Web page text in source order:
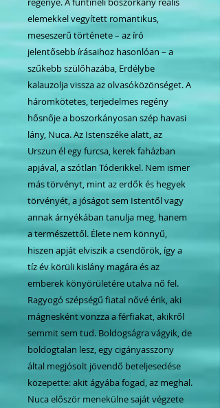
elemekkel vegyített romantikus,
meseszerű története – az író
jelentősebb írásaihoz hasonlóan – a
szűkebb szülőhazába, Erdélybe
kalauzolja vissza az olvasóközönséget. A
háromkötetes, terjedelmes regény
hősnője a boszorkányosan szép havasi
lány, Nuca. Az Istenszéke alatt, az
Urszun él egy furcsa, kerek faházban
apjával, a szótlan Tóderikkel. Nem ismer
más törvényt, mint az erdők és hegyek
törvényét, a jóságot sem Istentől vagy
annak árnyékában tanulja meg, hanem
a természettől. Élete nem könnyű,
hiszen apját elviszik a csendőrök, így a
tíz év körüli kislány magára és az
emberek könyörületére utalva nő fel.
Ragyogó szépségű fiatal nővé érik, aki
mágnesként vonzza a férfiakat, akikről
semmit sem tud. Boldogságra vágyik, de
boldogtalan lesz, egy cigányasszony
által megjósolt jövendő beteljesedése
közepette: akit ágyába fogad, az meghal.
Nuca először menekülne saját végzete